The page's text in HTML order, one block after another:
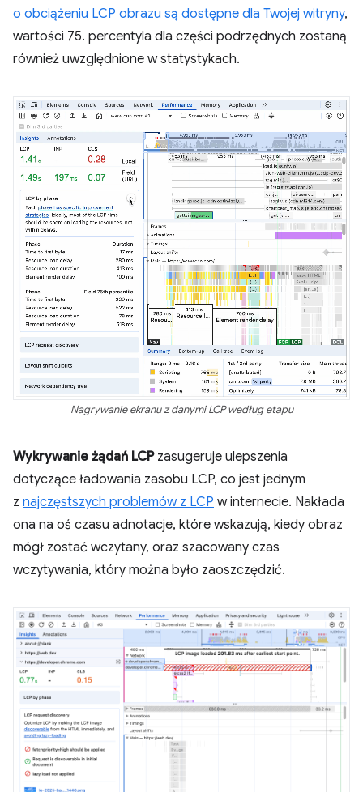
o obciążeniu LCP obrazu są dostępne dla Twojej witryny,
wartości 75. percentyla dla części podrzędnych zostaną
również uwzględnione w statystykach.
Nagrywanie ekranu z danymi LCP według etapu
Wykrywanie żądań LCPzasugeruje ulepszenia
dotyczące ładowania zasobu LCP, co jest jednym
z najczęstszych problemów z LCP w internecie. Nakłada
ona na oś czasu adnotacje, które wskazują, kiedy obraz
mógł zostać wczytany, oraz szacowany czas
wczytywania, który można było zaoszczędzić.